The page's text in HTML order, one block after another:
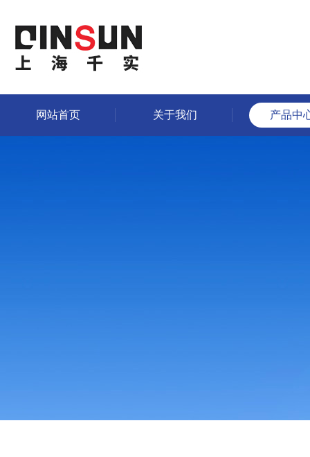
网站首页 关于我们 产品中